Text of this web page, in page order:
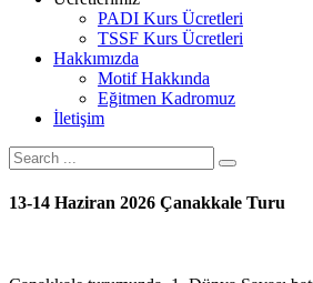
PADI Kurs Ücretleri
TSSF Kurs Ücretleri
Hakkımızda
Motif Hakkında
Eğitmen Kadromuz
İletişim
13-14 Haziran 2026 Çanakkale Turu